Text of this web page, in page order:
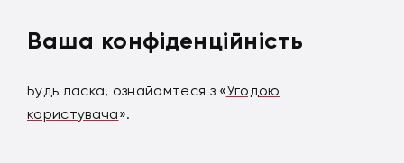
Ваша конфіденційність
Будь ласка, ознайомтеся з «Угодою
користувача».